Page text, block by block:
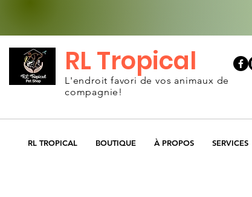
RL Tropical
L'endroit favori de vos animaux de
compagnie!
RL TROPICAL BOUTIQUE À PROPOS SERVICES